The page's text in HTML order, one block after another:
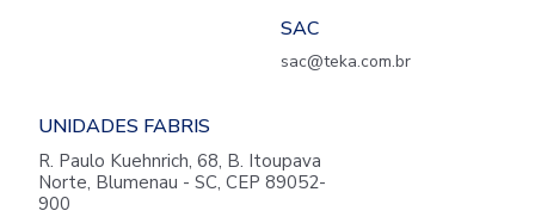
SAC
sac@teka.com.br
UNIDADES FABRIS
R. Paulo Kuehnrich, 68, B. Itoupava
Norte, Blumenau - SC, CEP 89052-
900